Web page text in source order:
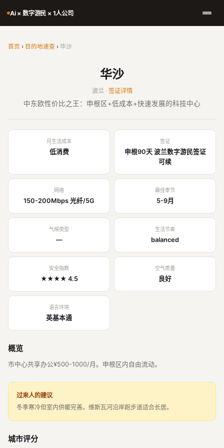
Ai × 数字游民 × 1人公司
首页 › 目的地速查 › 华沙
华沙
波兰 · 签证详情
中东欧性价比之王：申根区+低成本+快速发展的科技中心
月生活成本
低消费
签证
申根90天 波兰数字游民签证
可续
网络
150-200Mbps 光纤/5G
最佳季节
5-9月
气候类型
—
生活节奏
balanced
安全指数
★★★★ 4.5
空气质量
良好
语言环境
英基本通
概览
市中心共享办公¥500-1000/月。申根区内自由流动。
过来人的建议
冬季寒冷但室内供暖完善。维斯瓦河沿岸跑步道适合长居。
城市评分